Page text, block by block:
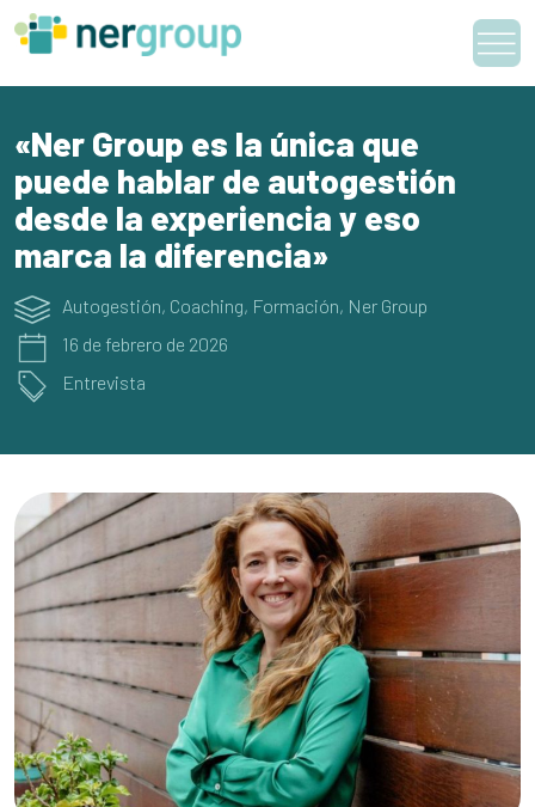
Skip
to
«Ner Group es la única que
puede hablar de autogestión
desde la experiencia y eso
marca la diferencia»
Autogestión, Coaching, Formación, Ner Group
16 de febrero de 2026
Entrevista